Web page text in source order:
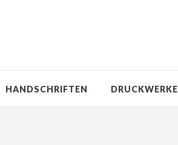
HANDSCHRIFTEN DRUCKWERKE